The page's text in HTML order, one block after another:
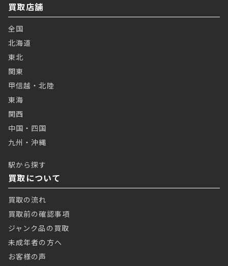
買取店舗
全国
北海道
東北
関東
甲信越・北陸
東海
関西
中国・四国
九州・沖縄
駅から探す
買取について
買取の流れ
買取前の確認事項
ジャンク品の買取
未成年者の方へ
お客様の声